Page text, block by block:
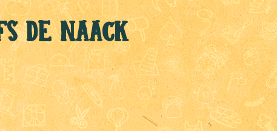
de Naack